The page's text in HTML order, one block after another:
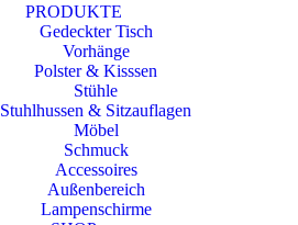
PRODUKTE
Gedeckter Tisch
Vorhänge
Polster & Kisssen
Stühle
Stuhlhussen & Sitzauflagen
Möbel
Schmuck
Accessoires
Außenbereich
Lampenschirme